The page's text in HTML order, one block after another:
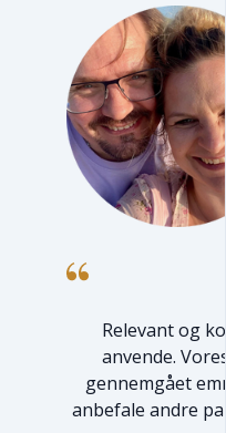
Relevant og
anvende.
gennemgået
anbefale andre